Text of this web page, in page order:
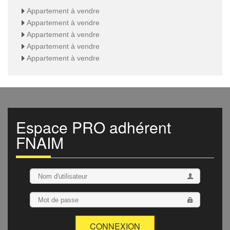
Appartement à vendre
Appartement à vendre
Appartement à vendre
Appartement à vendre
Appartement à vendre
Espace PRO adhérent
FNAIM